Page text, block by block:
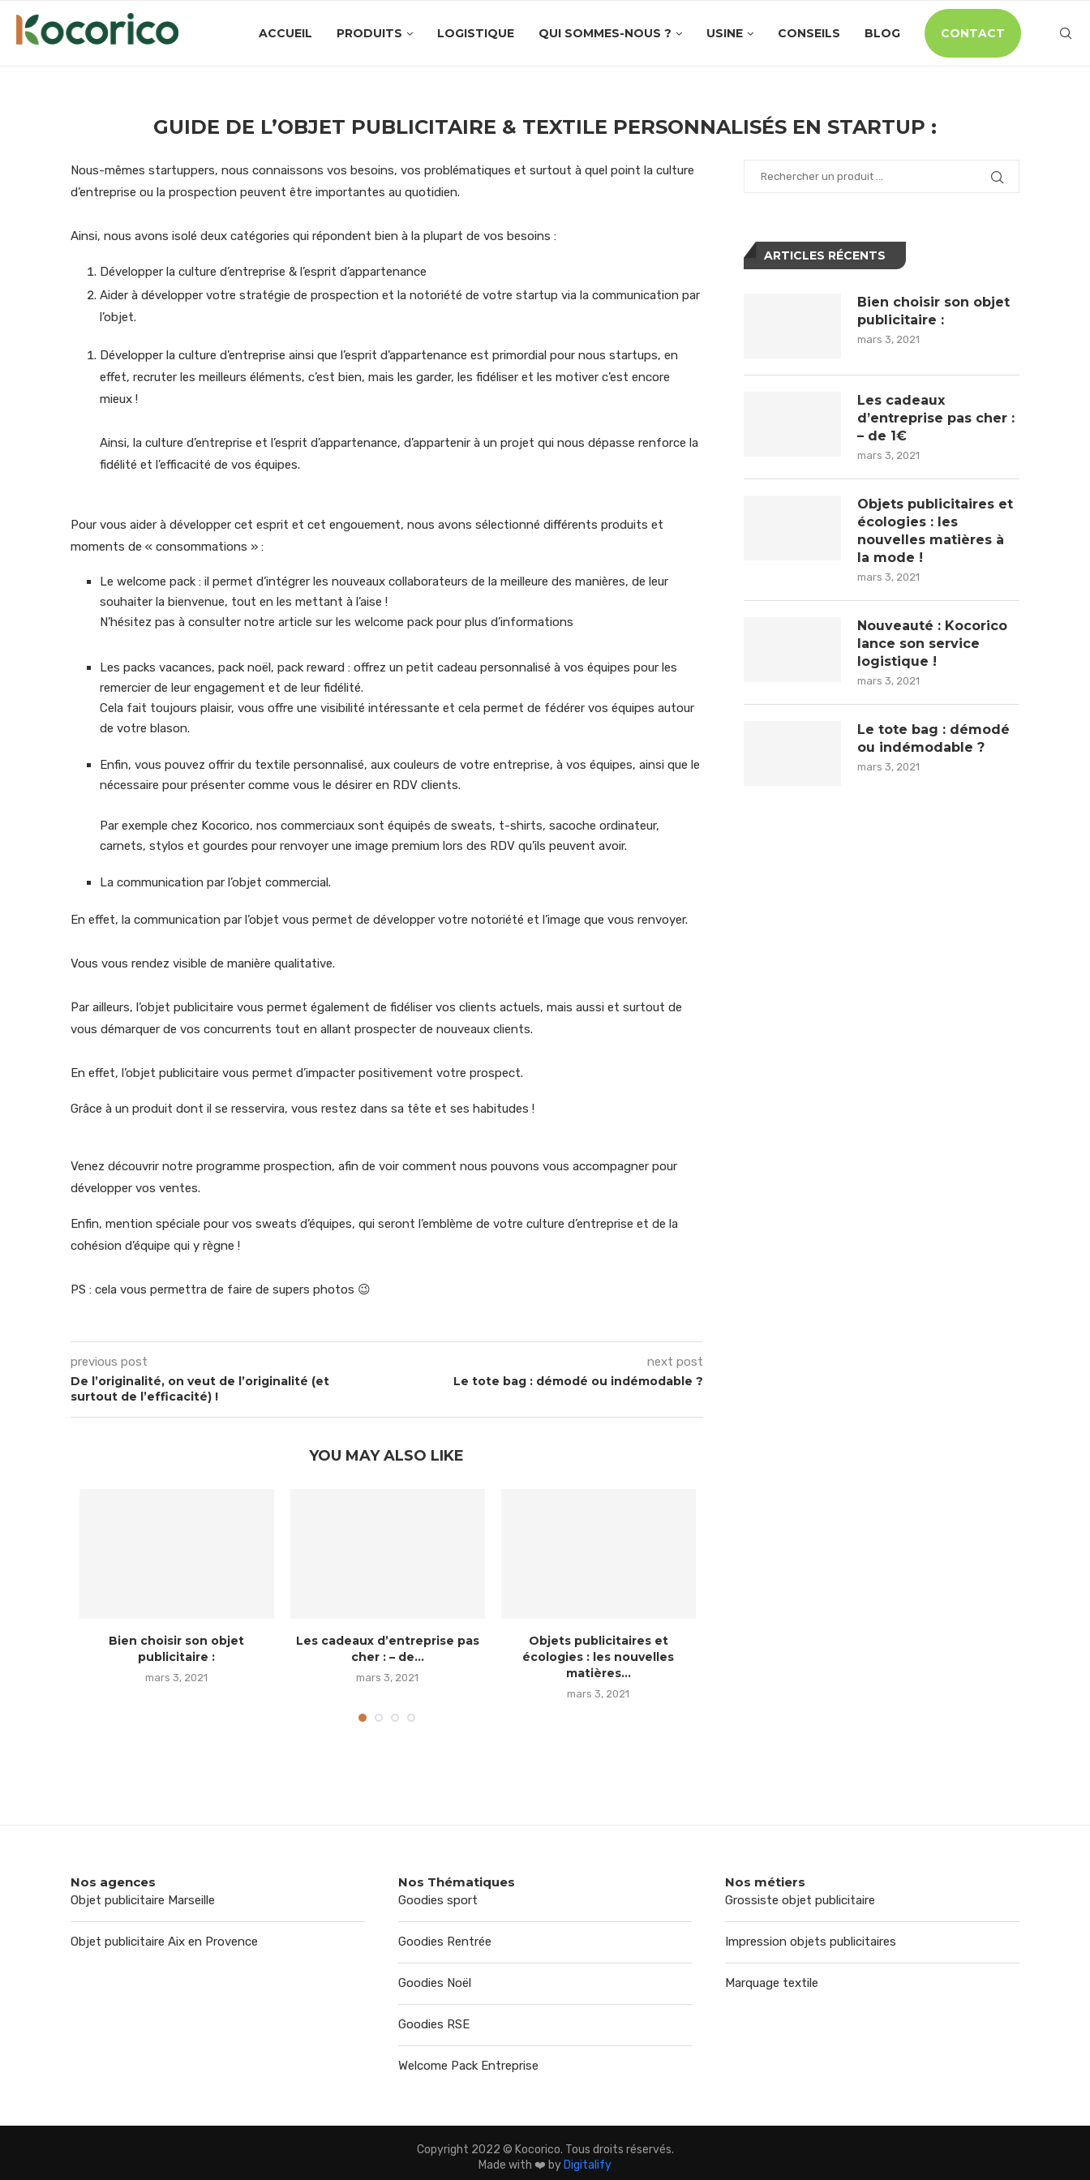
ACCUEIL PRODUITS LOGISTIQUE QUI SOMMES-NOUS ? USINE CONSEILS BLOG CONTACT
GUIDE DE L’OBJET PUBLICITAIRE & TEXTILE PERSONNALISÉS EN STARTUP :
Nous-mêmes startuppers, nous connaissons vos besoins, vos problématiques et surtout à quel point la culture
d’entreprise ou la prospection peuvent être importantes au quotidien.
Ainsi, nous avons isolé deux catégories qui répondent bien à la plupart de vos besoins :
Développer la culture d’entreprise & l’esprit d’appartenance
Aider à développer votre stratégie de prospection et la notoriété de votre startup via la communication par
l’objet.
Développer la culture d’entreprise ainsi que l’esprit d’appartenance est primordial pour nous startups, en
effet, recruter les meilleurs éléments, c’est bien, mais les garder, les fidéliser et les motiver c’est encore
mieux !
Ainsi, la culture d’entreprise et l’esprit d’appartenance, d’appartenir à un projet qui nous dépasse renforce la
fidélité et l’efficacité de vos équipes.
Pour vous aider à développer cet esprit et cet engouement, nous avons sélectionné différents produits et
moments de « consommations » :
Le welcome pack : il permet d’intégrer les nouveaux collaborateurs de la meilleure des manières, de leur
souhaiter la bienvenue, tout en les mettant à l’aise !
N’hésitez pas à consulter notre article sur les welcome pack pour plus d’informations
Les packs vacances, pack noël, pack reward : offrez un petit cadeau personnalisé à vos équipes pour les
remercier de leur engagement et de leur fidélité.
Cela fait toujours plaisir, vous offre une visibilité intéressante et cela permet de fédérer vos équipes autour
de votre blason.
Enfin, vous pouvez offrir du textile personnalisé, aux couleurs de votre entreprise, à vos équipes, ainsi que le
nécessaire pour présenter comme vous le désirer en RDV clients.
Par exemple chez Kocorico, nos commerciaux sont équipés de sweats, t-shirts, sacoche ordinateur,
carnets, stylos et gourdes pour renvoyer une image premium lors des RDV qu’ils peuvent avoir.
La communication par l’objet commercial.
En effet, la communication par l’objet vous permet de développer votre notoriété et l’image que vous renvoyer.
Vous vous rendez visible de manière qualitative.
Par ailleurs, l’objet publicitaire vous permet également de fidéliser vos clients actuels, mais aussi et surtout de
vous démarquer de vos concurrents tout en allant prospecter de nouveaux clients.
En effet, l’objet publicitaire vous permet d’impacter positivement votre prospect.
Grâce à un produit dont il se resservira, vous restez dans sa tête et ses habitudes !
Venez découvrir notre programme prospection, afin de voir comment nous pouvons vous accompagner pour
développer vos ventes.
Enfin, mention spéciale pour vos sweats d’équipes, qui seront l’emblème de votre culture d’entreprise et de la
cohésion d’équipe qui y règne !
PS : cela vous permettra de faire de supers photos 😉
previous post
De l’originalité, on veut de l’originalité (et
surtout de l’efficacité) !
next post
Le tote bag : démodé ou indémodable ?
YOU MAY ALSO LIKE
Bien choisir son objet
publicitaire :
mars 3, 2021
Les cadeaux d’entreprise pas
cher : – de...
mars 3, 2021
Objets publicitaires et
écologies : les nouvelles
matières...
mars 3, 2021
ARTICLES RÉCENTS
Bien choisir son objet
publicitaire :
mars 3, 2021
Les cadeaux
d’entreprise pas cher :
– de 1€
mars 3, 2021
Objets publicitaires et
écologies : les
nouvelles matières à
la mode !
mars 3, 2021
Nouveauté : Kocorico
lance son service
logistique !
mars 3, 2021
Le tote bag : démodé
ou indémodable ?
mars 3, 2021
Nos agences
Objet publicitaire Marseille
Objet publicitaire Aix en Provence
Nos Thématiques
Goodies sport
Goodies Rentrée
Goodies Noël
Goodies RSE
Welcome Pack Entreprise
Nos métiers
Grossiste objet publicitaire
Impression objets publicitaires
Marquage textile
Copyright 2022 © Kocorico. Tous droits réservés.
Made with ❤️ by Digitalify